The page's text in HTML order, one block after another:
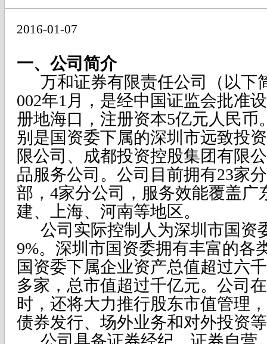
2016-01-07
一、公司简介
万和证券有限责任公司（以下
002年1月，是经中国证监会批准
册地海口，注册资本5亿元人民币
别是国资委下属的深圳市远致投
限公司、成都投资控股集团有限
品服务公司。公司目前拥有23家
部，4家分公司，服务效能覆盖广
建、上海、河南等地区。
公司实际控制人为深圳市国资
9%。深圳市国资委拥有丰富的各
国资委下属企业资产总值超过六
多家，总市值超过千亿元。公司
时，还将大力推行股东市值管理
债券发行、场外业务和对外投资